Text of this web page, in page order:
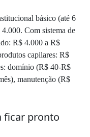
básico (até 6
Com sistema de
R$ 4.000 a R$
capilares: R$
domínio (R$ 40-R$
manutenção (R$
ficar pronto